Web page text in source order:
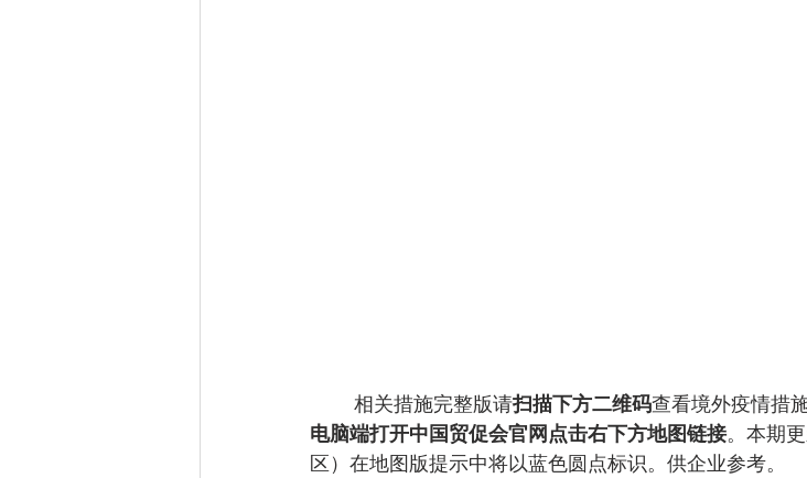
        相关措施完整版请
扫描下方二维码查看境外疫情措
电脑端打开中国贸促会官网点击右下方地图链接。本期
区）在地图版提示中将以蓝色圆点标识。供企业参考。